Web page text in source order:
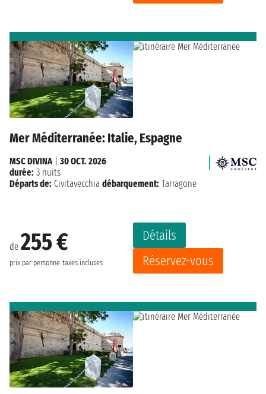
Mer Méditerranée: Italie, Espagne
de 255 €
prix par personne taxes incluses
Détails
Réservez-vous
MSC DIVINA| 30 OCT. 2026
durée: 3 nuits
Départs de: Civitavecchia débarquement: Tarragone